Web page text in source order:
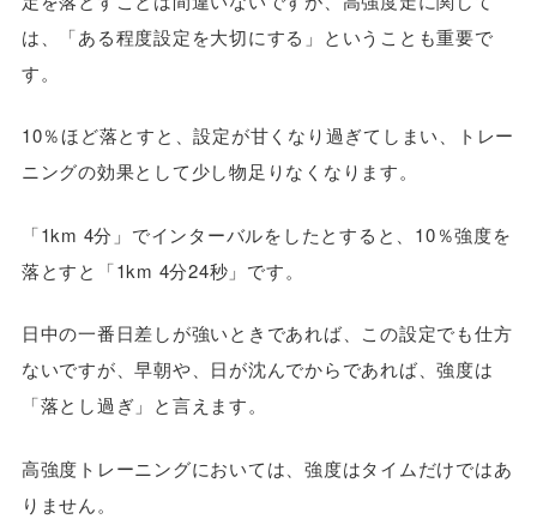
は、「ある程度設定を大切にする」ということも重要で
す。
10％ほど落とすと、設定が甘くなり過ぎてしまい、トレー
ニングの効果として少し物足りなくなります。
「1km 4分」でインターバルをしたとすると、10％強度を
落とすと「1km 4分24秒」です。
日中の一番日差しが強いときであれば、この設定でも仕方
ないですが、早朝や、日が沈んでからであれば、強度は
「落とし過ぎ」と言えます。
高強度トレーニングにおいては、強度はタイムだけではあ
りません。